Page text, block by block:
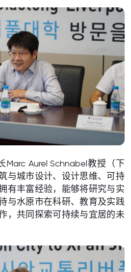
Marc Aurel Schnabel教授（下
与城市设计、设计思维、可持
有丰富经验，能够将研究与实
与水原市在科研、教育及实践
，共同探索可持续与宜居的未